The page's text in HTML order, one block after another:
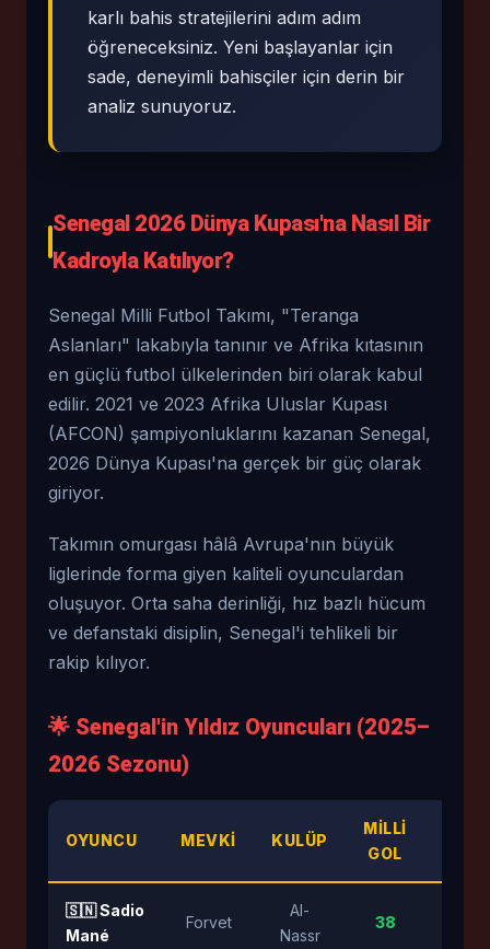
karlı bahis stratejilerini adım adım
öğreneceksiniz. Yeni başlayanlar için
sade, deneyimli bahisçiler için derin bir
analiz sunuyoruz.
Senegal 2026 Dünya Kupası'na Nasıl Bir
Kadroyla Katılıyor?
Senegal Milli Futbol Takımı, "Teranga
Aslanları" lakabıyla tanınır ve Afrika kıtasının
en güçlü futbol ülkelerinden biri olarak kabul
edilir. 2021 ve 2023 Afrika Uluslar Kupası
(AFCON) şampiyonluklarını kazanan Senegal,
2026 Dünya Kupası'na gerçek bir güç olarak
giriyor.
Takımın omurgası hâlâ Avrupa'nın büyük
liglerinde forma giyen kaliteli oyunculardan
oluşuyor. Orta saha derinliği, hız bazlı hücum
ve defanstaki disiplin, Senegal'i tehlikeli bir
rakip kılıyor.
🌟 Senegal'in Yıldız Oyuncuları (2025–
2026 Sezonu)
OYUNCU MEVKI KULÜP
MILLI
GOL
🇸🇳 Sadio
Mané
Forvet
Al-
Nassr
38